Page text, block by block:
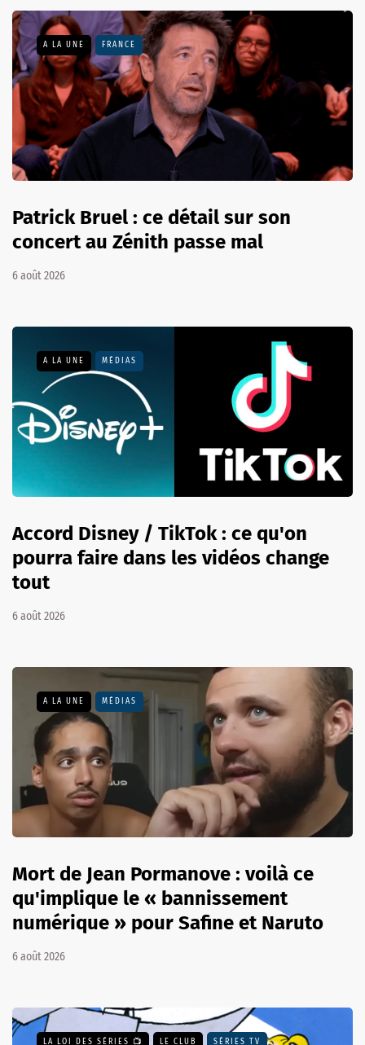
A LA UNE FRANCE
Patrick Bruel : ce détail sur son
concert au Zénith passe mal
6 août 2026
A LA UNE MÉDIAS
Accord Disney / TikTok : ce qu'on
pourra faire dans les vidéos change
tout
6 août 2026
A LA UNE MÉDIAS
Mort de Jean Pormanove : voilà ce
qu'implique le « bannissement
numérique » pour Safine et Naruto
6 août 2026
LA LOI DES SÉRIES 📺 LE CLUB SÉRIES TV